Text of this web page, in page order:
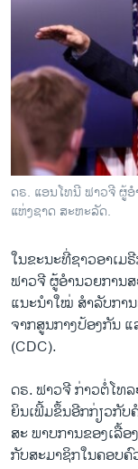
ອິດສະຫຼະພາບດ້ານກ
ຊີວິດຊາວລາວ
ຊຸມຊົນຊາວລາວ
ວິທະຍາສາດ-ເທັກໂນ
ທຸລະກິດ
ພາສາອັງກິດ
ວີດີໂອ
ລາຍການກະຈາຍສຽງ
ລາຍງານ
ຕິດຕາມພວກເຮົາ ທີ່
ພາສາຕ່າງໆ
ດຣ. ແອນໂທນີ ຟາວຈີ ຜູ້
ແຫ່ງຊາດ ສະຫະລັດ.
ໃນຂະນະທີ່ຊາວອາເ
ຟາວຈີ ຜູ້ອຳນວຍການ
ແນະນຳໃໝ່ ສຳລັບກາ
ຈາກສູນກາງປ້ອງກັນ
(CDC).
ດຣ. ຟາວຈີ ກ່າວຕໍ່ໂທລ
ຍິນເພີ້ມຂຶ້ນອີກກ່ຽວກັບ
ສະ ພາບການຂອງເລື້
ກັບສະມາຊິກໃນຄອບຄົ